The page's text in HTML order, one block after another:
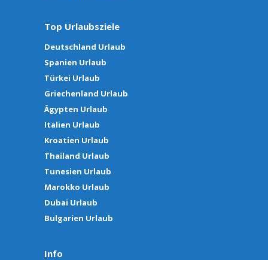
Top Urlaubsziele
Deutschland Urlaub
Spanien Urlaub
Türkei Urlaub
Griechenland Urlaub
Ägypten Urlaub
Italien Urlaub
Kroatien Urlaub
Thailand Urlaub
Tunesien Urlaub
Marokko Urlaub
Dubai Urlaub
Bulgarien Urlaub
Info